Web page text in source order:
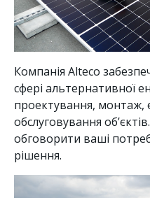
Компанія Alteco
сфері альтернативної
проектування, монтаж,
обслуговування
обговорити ваші
рішення.